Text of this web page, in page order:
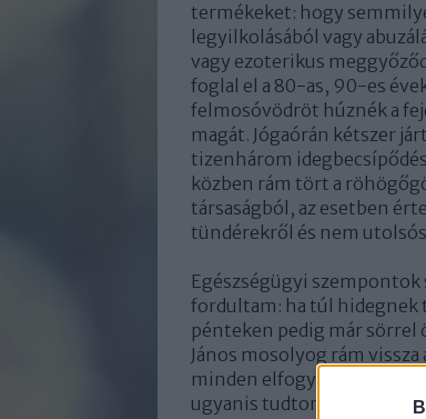
termékeket: hogy
legyilkolásából vagy
vagy ezoterikus
foglal el a 80-as, 90-es
felmosóvödröt húznék a
magát. Jógaórán kétszer
tizenhárom
közben rám tört a
társaságból, az esetben
tündérekről és nem
Egészségügyi
fordultam: ha túl hidegnek
pénteken pedig már sörrel
János mosolyog rám
minden elfogyasztott dózis
ugyanis tudtommal fiktív